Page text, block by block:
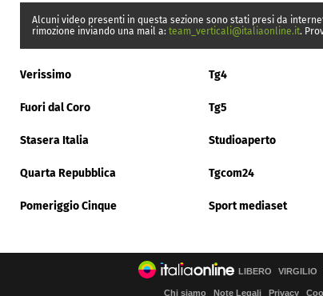
Alcuni video presenti in questa sezione sono stati presi da
rimozione inviando una mail a: team_verticali@italiaonline.it.
Verissimo Tg4
Fuori dal Coro Tg5
Stasera Italia Studioaperto
Quarta Repubblica Tgcom24
Pomeriggio Cinque Sport mediaset
LIBERO VIRGILIO
Chi siamo Note Legali Privacy